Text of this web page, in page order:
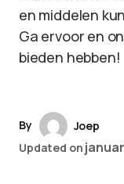
en middelen
Ga ervoor en
bieden hebben!
By
Joep
Updated on